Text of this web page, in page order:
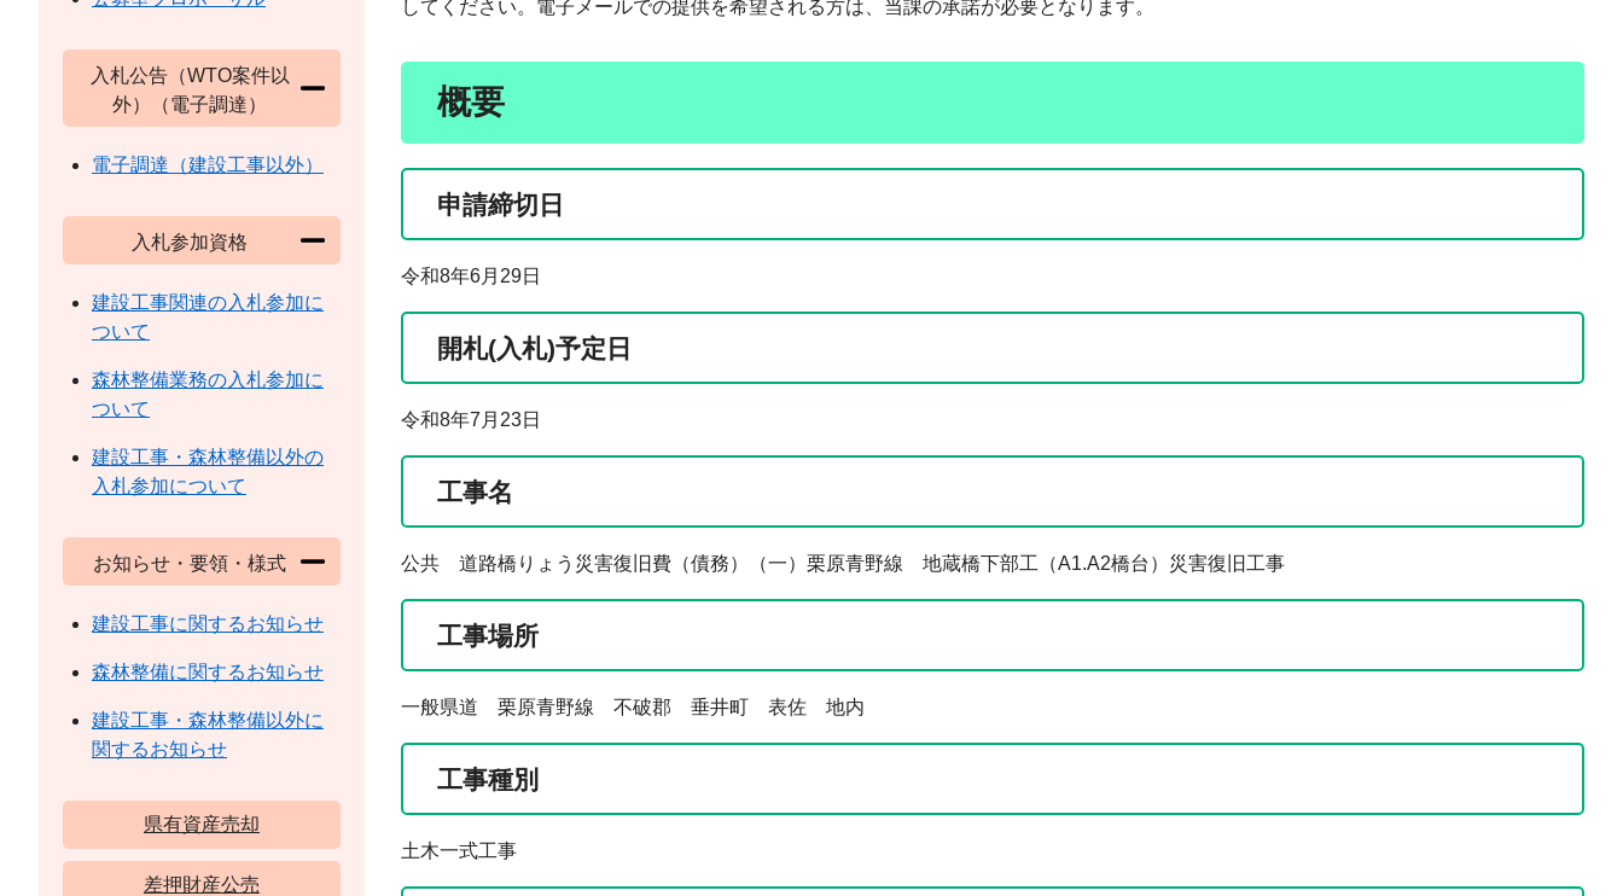
してください。電子メールでの提供を希望される方は、当課の承諾が必要となります。
概要
申請締切日
令和8年6月29日
開札(入札)予定日
令和8年7月23日
工事名
公共 道路橋りょう災害復旧費（債務）（一）栗原青野線 地蔵橋下部工（A1.A2橋台）災害復旧工事
工事場所
一般県道 栗原青野線 不破郡 垂井町 表佐 地内
工事種別
土木一式工事
入札公告（WTO案件以
外）（電子調達）
電子調達（建設工事以外）
入札参加資格
建設工事関連の入札参加に
ついて
森林整備業務の入札参加に
ついて
建設工事・森林整備以外の
入札参加について
お知らせ・要領・様式
建設工事に関するお知らせ
森林整備に関するお知らせ
建設工事・森林整備以外に
関するお知らせ
県有資産売却
差押財産公売